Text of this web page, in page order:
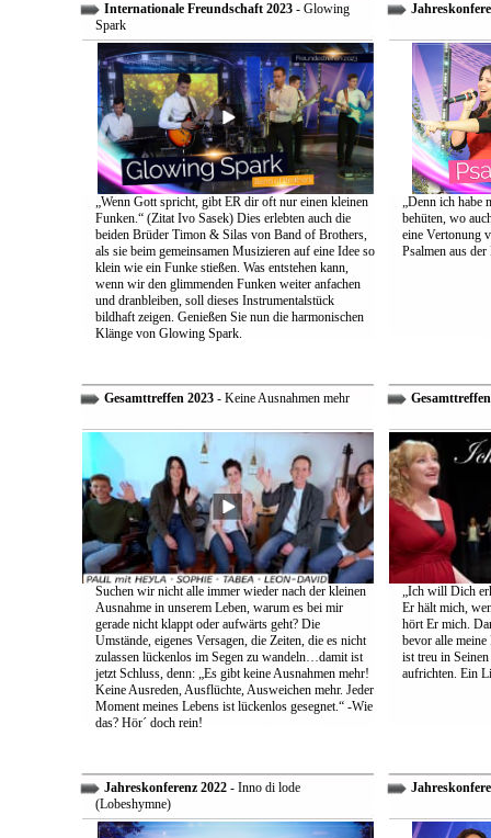
Internationale Freundschaft 2023- Glowing
Spark
„Wenn Gott spricht, gibt ER dir oft nur einen kleinen
Funken.“ (Zitat Ivo Sasek) Dies erlebten auch die
beiden Brüder Timon & Silas von Band of Brothers,
als sie beim gemeinsamen Musizieren auf eine Idee so
klein wie ein Funke stießen. Was entstehen kann,
wenn wir den glimmenden Funken weiter anfachen
und dranbleiben, soll dieses Instrumentalstück
bildhaft zeigen. Genießen Sie nun die harmonischen
Klänge von Glowing Spark.
„Denn ich habe
behüten, wo
eine Vertonung
Psalmen aus
Gesamttreffen 2023- Keine Ausnahmen mehr
Suchen wir nicht alle immer wieder nach der kleinen
Ausnahme in unserem Leben, warum es bei mir
gerade nicht klappt oder aufwärts geht? Die
Umstände, eigenes Versagen, die Zeiten, die es nicht
zulassen lückenlos im Segen zu wandeln…damit ist
jetzt Schluss, denn: „Es gibt keine Ausnahmen mehr!
Keine Ausreden, Ausflüchte, Ausweichen mehr. Jeder
Moment meines Lebens ist lückenlos gesegnet.“ -Wie
das? Hör´ doch rein!
„Ich will Dich
Er hält mich,
hört Er mich.
bevor alle
ist treu in
aufrichten. Ein
Jahreskonferenz 2022- Inno di lode
(Lobeshymne)